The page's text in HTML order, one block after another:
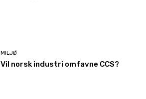
MILJØ
Vil norsk industri omfavne CCS?